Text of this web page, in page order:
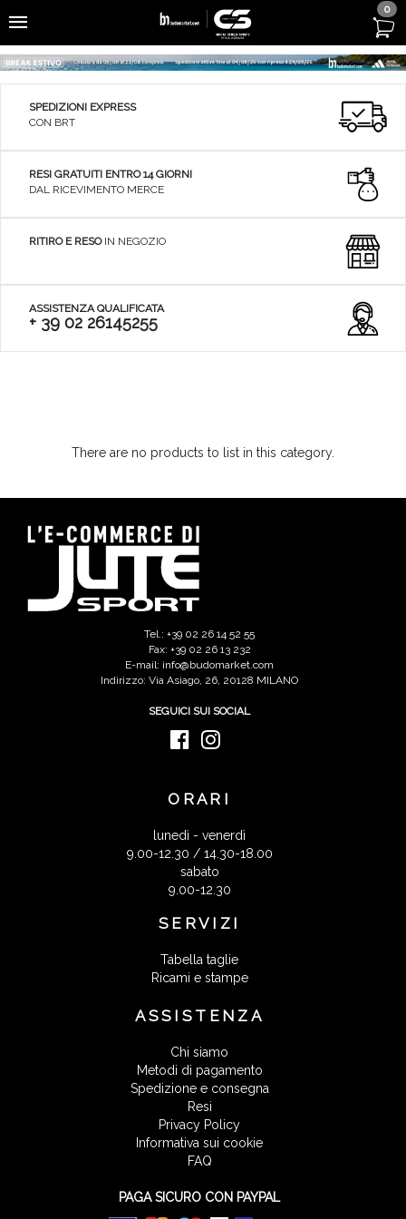
0
SPEDIZIONI EXPRESS
CON BRT
RESI GRATUITI ENTRO 14 GIORNI
DAL RICEVIMENTO MERCE
RITIRO E RESOIN NEGOZIO
ASSISTENZA QUALIFICATA
+ 39 02 26145255
There are no products to list in this category.
Tel.: +39 02 26 14 52 55
Fax: +39 02 26 13 232
E-mail: info@budomarket.com
Indirizzo: Via Asiago, 26, 20128 MILANO
SEGUICI SUI SOCIAL
ORARI
lunedì - venerdì
9.00-12.30 / 14.30-18.00
sabato
9.00-12.30
SERVIZI
Tabella taglie
Ricami e stampe
ASSISTENZA
Chi siamo
Metodi di pagamento
Spedizione e consegna
Resi
Privacy Policy
Informativa sui cookie
FAQ
PAGA SICURO CON PAYPAL